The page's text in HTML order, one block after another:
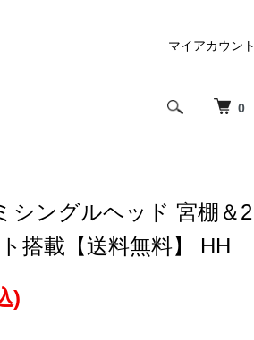
0
マイアカウント
シングルヘッド 宮棚＆2
搭載【送料無料】 HH
)